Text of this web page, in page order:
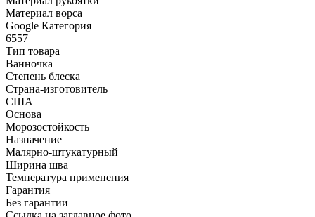
Материал ворса
Google Категория
6557
Тип товара
Ванночка
Степень блеска
Страна-изготовитель
США
Основа
Морозостойкость
Назначение
Малярно-штукатурный
Ширина шва
Температура применения
Гарантия
Без гарантии